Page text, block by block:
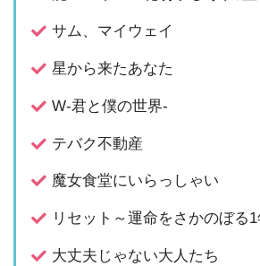
サム、マイウェイ
星から来たあなた
W-君と僕の世界-
テバク不動産
魔女食堂にいらっしゃい
リセット～運命をさかのぼる1
大丈夫じゃない大人たち